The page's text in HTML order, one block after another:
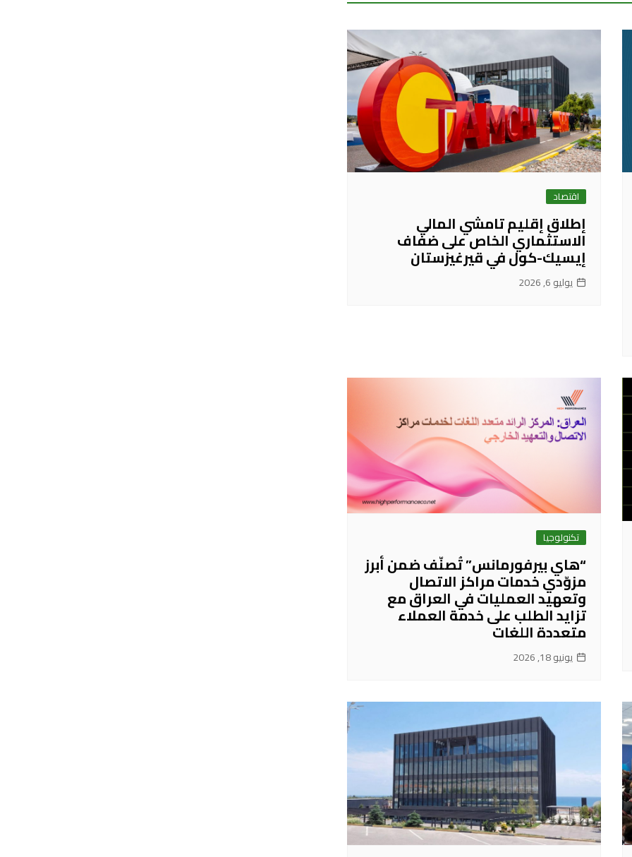
اقتصاد
إطلاق إقليم تامشي المالي
الاستثماري الخاص على ضفاف
إيسيك-كول في قيرغيزستان
يوليو 6, 2026
تكنولوجيا
“هاي بيرفورمانس” تُصنّف ضمن أبرز
مزوّدي خدمات مراكز الاتصال
وتعهيد العمليات في العراق مع
تزايد الطلب على خدمة العملاء
متعددة اللغات
يونيو 18, 2026